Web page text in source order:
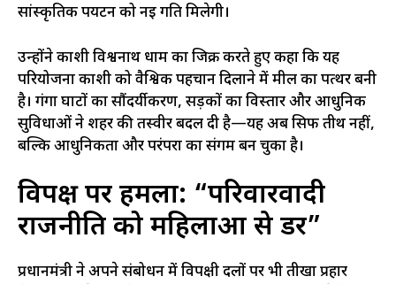
सांस्कृतिक पर्यटन को नई गति मिलेगी।
उन्होंने काशी विश्वनाथ धाम का जिक्र करते हुए कहा कि यह
परियोजना काशी को वैश्विक पहचान दिलाने में मील का पत्थर बनी
है। गंगा घाटों का सौंदर्यीकरण, सड़कों का विस्तार और आधुनिक
सुविधाओं ने शहर की तस्वीर बदल दी है—यह अब सिर्फ तीर्थ नहीं,
बल्कि आधुनिकता और परंपरा का संगम बन चुका है।
विपक्ष पर हमला: “परिवारवादी
राजनीति को महिलाओं से डर”
प्रधानमंत्री ने अपने संबोधन में विपक्षी दलों पर भी तीखा प्रहार